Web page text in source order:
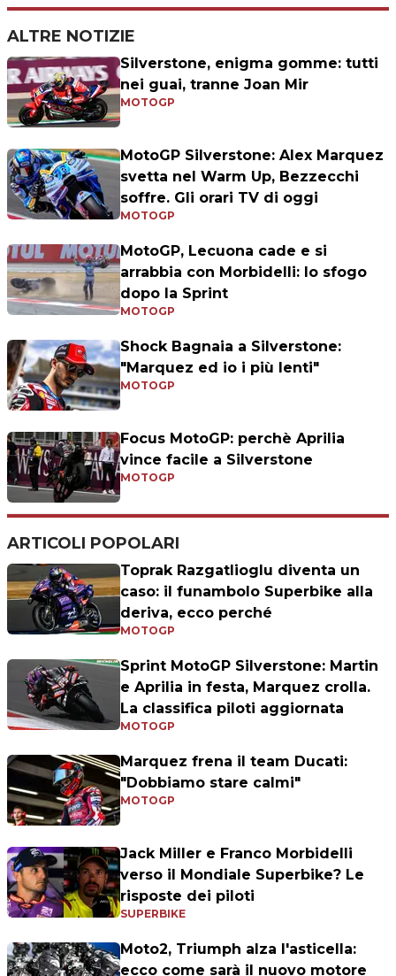
ALTRE NOTIZIE
Silverstone, enigma gomme: tutti
nei guai, tranne Joan Mir
MOTOGP
MotoGP Silverstone: Alex Marquez
svetta nel Warm Up, Bezzecchi
soffre. Gli orari TV di oggi
MOTOGP
MotoGP, Lecuona cade e si
arrabbia con Morbidelli: lo sfogo
dopo la Sprint
MOTOGP
Shock Bagnaia a Silverstone:
"Marquez ed io i più lenti"
MOTOGP
Focus MotoGP: perchè Aprilia
vince facile a Silverstone
MOTOGP
ARTICOLI POPOLARI
Toprak Razgatlioglu diventa un
caso: il funambolo Superbike alla
deriva, ecco perché
MOTOGP
Sprint MotoGP Silverstone: Martin
e Aprilia in festa, Marquez crolla.
La classifica piloti aggiornata
MOTOGP
Marquez frena il team Ducati:
"Dobbiamo stare calmi"
MOTOGP
Jack Miller e Franco Morbidelli
verso il Mondiale Superbike? Le
risposte dei piloti
SUPERBIKE
Moto2, Triumph alza l'asticella:
ecco come sarà il nuovo motore